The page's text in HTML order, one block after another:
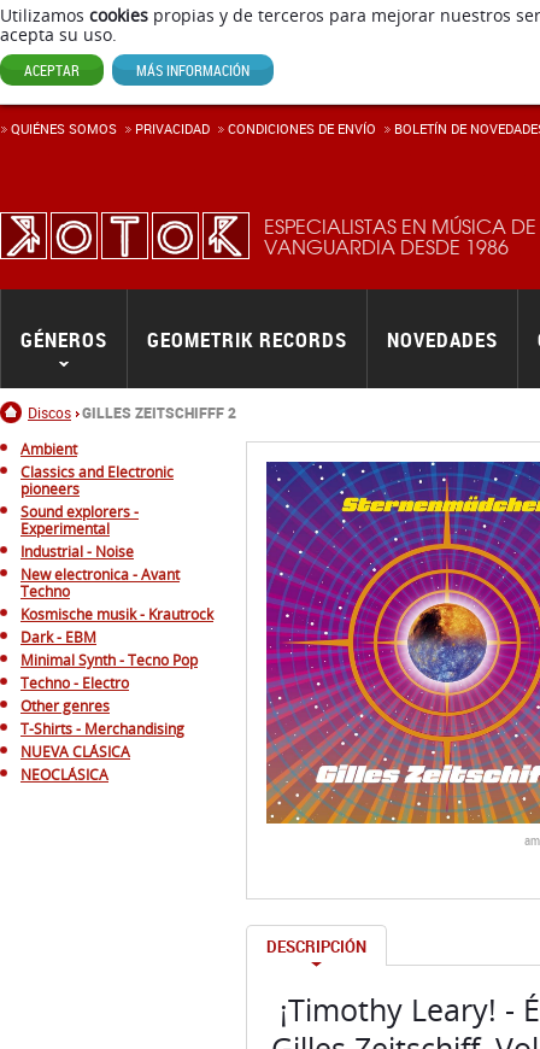
Utilizamos cookies propias y de terceros para mejorar nuestros
acepta su uso.
ACEPTAR MÁS INFORMACIÓN
ESPECIALISTAS EN MÚSICA DE
VANGUARDIA DESDE 1986
Inicio
Discos GILLES ZEITSCHIFFF 2
GÉNEROS GEOMETRIK RECORDS NOVEDADES
QUIÉNES SOMOS PRIVACIDAD CONDICIONES DE ENVÍ­O BOLETÍN DE
Ambient
Classics and Electronic
pioneers
Sound explorers -
Experimental
Industrial - Noise
New electronica - Avant
Techno
Kosmische musik - Krautrock
Dark - EBM
Minimal Synth - Tecno Pop
Techno - Electro
Other genres
T-Shirts - Merchandising
NUEVA CLÁSICA
NEOCLÁSICA
DESCRIPCIÓN
¡Timothy Leary! -